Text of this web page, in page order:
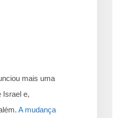
mais uma
Israel e,
A mudança